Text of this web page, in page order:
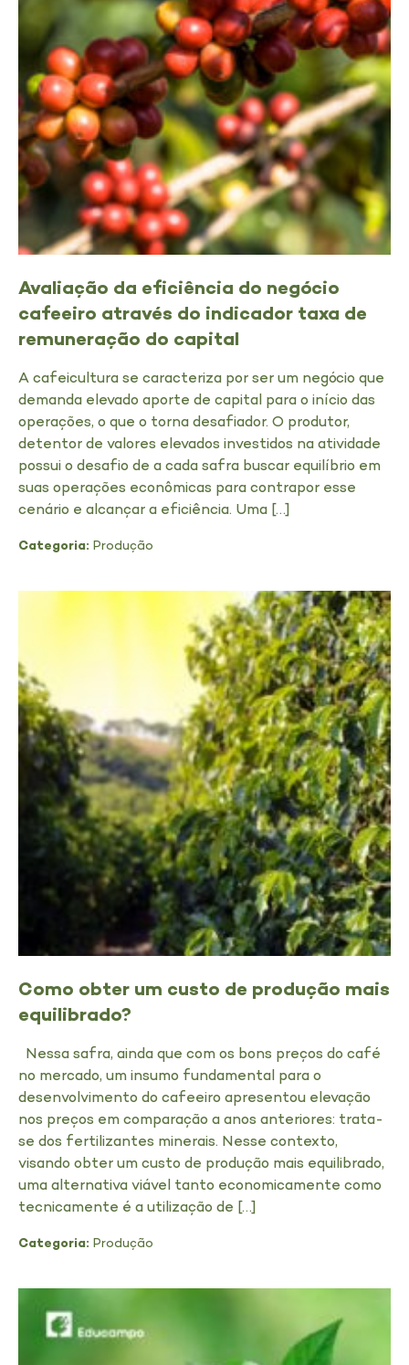
Avaliação da eficiência do negócio
cafeeiro através do indicador taxa de
remuneração do capital
A cafeicultura se caracteriza por ser um negócio que
demanda elevado aporte de capital para o início das
operações, o que o torna desafiador. O produtor,
detentor de valores elevados investidos na atividade
possui o desafio de a cada safra buscar equilíbrio em
suas operações econômicas para contrapor esse
cenário e alcançar a eficiência. Uma […]
Categoria: Produção
Como obter um custo de produção mais
equilibrado?
Nessa safra, ainda que com os bons preços do café
no mercado, um insumo fundamental para o
desenvolvimento do cafeeiro apresentou elevação
nos preços em comparação a anos anteriores: trata-
se dos fertilizantes minerais. Nesse contexto,
visando obter um custo de produção mais equilibrado,
uma alternativa viável tanto economicamente como
tecnicamente é a utilização de […]
Categoria: Produção